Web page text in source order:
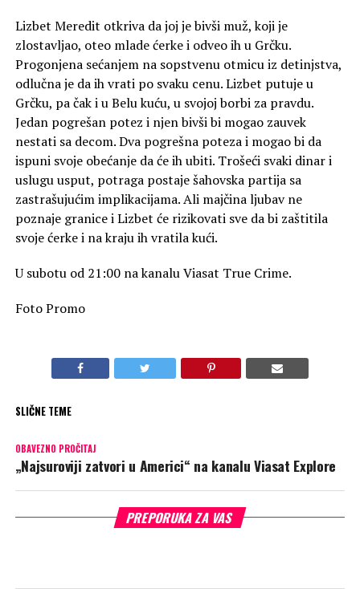
Lizbet Meredit otkriva da joj je bivši muž, koji je
zlostavljao, oteo mlade ćerke i odveo ih u Grčku.
Progonjena sećanjem na sopstvenu otmicu iz detinjstva,
odlučna je da ih vrati po svaku cenu. Lizbet putuje u
Grčku, pa čak i u Belu kuću, u svojoj borbi za pravdu.
Jedan pogrešan potez i njen bivši bi mogao zauvek
nestati sa decom. Dva pogrešna poteza i mogao bi da
ispuni svoje obećanje da će ih ubiti. Trošeći svaki dinar i
uslugu usput, potraga postaje šahovska partija sa
zastrašujućim implikacijama. Ali majčina ljubav ne
poznaje granice i Lizbet će rizikovati sve da bi zaštitila
svoje ćerke i na kraju ih vratila kući.
U subotu od 21:00 na kanalu Viasat True Crime.
Foto Promo
SLIČNE TEME
OBAVEZNO PROČITAJ
„Najsuroviji zatvori u Americi“ na kanalu Viasat Explore
PREPORUKA ZA VAS